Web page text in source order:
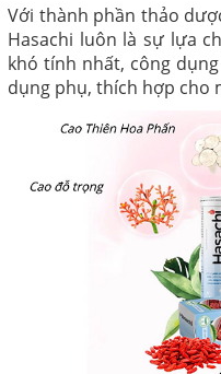
Với thành phần thảo
Hasachi luôn là sự lựa
khó tính nhất, công
dụng phụ, thích hợp cho